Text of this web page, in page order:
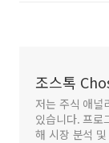
조스톡
저는 주식 애
있습니다. 프로
해 시장 분석